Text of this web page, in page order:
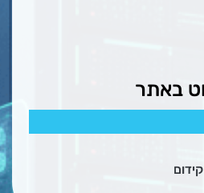
באתר